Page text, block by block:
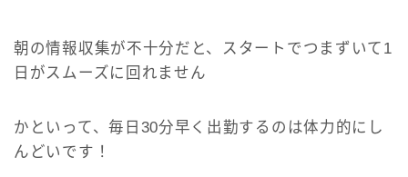
朝の情報収集が不十分だと、スタートでつまずいて1
日がスムーズに回れません
かといって、毎日30分早く出勤するのは体力的にし
んどいです！